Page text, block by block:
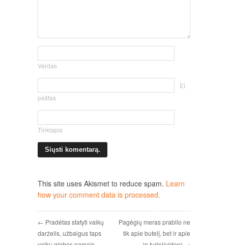
Vardas
El.
paštas
Tinklapis
This site uses Akismet to reduce spam. Learn
how your comment data is processed.
← Pradėtas statyti vaikų
darželis, užbaigus taps
Pagėgių meras prabilo ne
tik apie butelį, bet ir apie